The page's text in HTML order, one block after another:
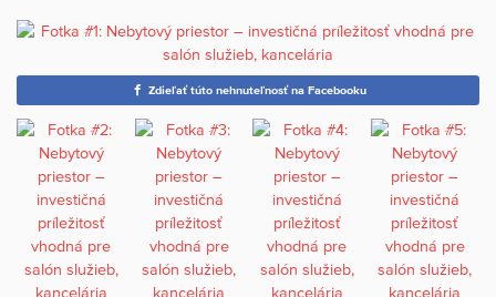
Zdieľať túto nehnuteľnosť na Facebooku